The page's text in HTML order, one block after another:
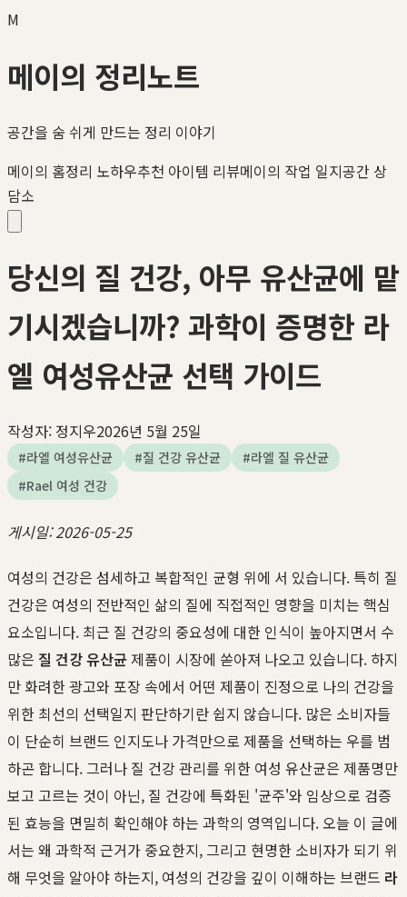
M
메이의 정리노트
공간을 숨 쉬게 만드는 정리 이야기
메이의 홈정리 노하우추천 아이템 리뷰메이의 작업 일지공간 상
담소
당신의 질 건강, 아무 유산균에 맡
기시겠습니까? 과학이 증명한 라
엘 여성유산균 선택 가이드
작성자: 정지우2026년 5월 25일
#라엘 여성유산균 #질 건강 유산균 #라엘 질 유산균
#Rael 여성 건강
게시일: 2026-05-25
여성의 건강은 섬세하고 복합적인 균형 위에 서 있습니다. 특히 질
건강은 여성의 전반적인 삶의 질에 직접적인 영향을 미치는 핵심
요소입니다. 최근 질 건강의 중요성에 대한 인식이 높아지면서 수
많은 질 건강 유산균제품이 시장에 쏟아져 나오고 있습니다. 하지
만 화려한 광고와 포장 속에서 어떤 제품이 진정으로 나의 건강을
위한 최선의 선택일지 판단하기란 쉽지 않습니다. 많은 소비자들
이 단순히 브랜드 인지도나 가격만으로 제품을 선택하는 우를 범
하곤 합니다. 그러나 질 건강 관리를 위한 여성 유산균은 제품명만
보고 고르는 것이 아닌, 질 건강에 특화된 '균주'와 임상으로 검증
된 효능을 면밀히 확인해야 하는 과학의 영역입니다. 오늘 이 글에
서는 왜 과학적 근거가 중요한지, 그리고 현명한 소비자가 되기 위
해 무엇을 알아야 하는지, 여성의 건강을 깊이 이해하는 브랜드 라